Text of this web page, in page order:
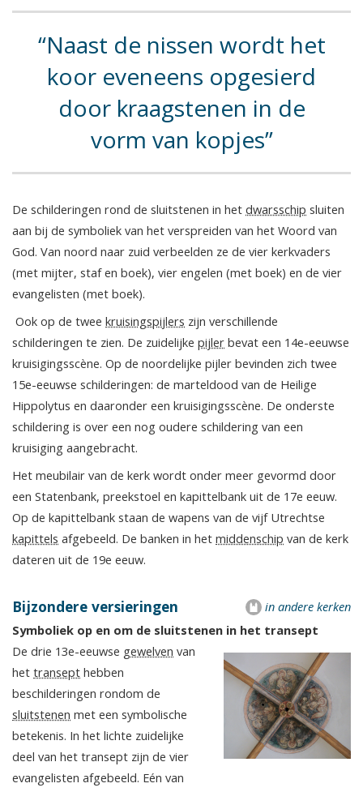
Naast de nissen wordt het
koor eveneens opgesierd
door kraagstenen in de
vorm van kopjes
De schilderingen rond de sluitstenen in het dwarsschip sluiten
aan bij de symboliek van het verspreiden van het Woord van
God. Van noord naar zuid verbeelden ze de vier kerkvaders
(met mijter, staf en boek), vier engelen (met boek) en de vier
evangelisten (met boek).
Ook op de twee kruisingspijlers zijn verschillende
schilderingen te zien. De zuidelijke pijler bevat een 14e-eeuwse
kruisigingsscène. Op de noordelijke pijler bevinden zich twee
15e-eeuwse schilderingen: de marteldood van de Heilige
Hippolytus en daaronder een kruisigingsscène. De onderste
schildering is over een nog oudere schildering van een
kruisiging aangebracht.
Het meubilair van de kerk wordt onder meer gevormd door
een Statenbank, preekstoel en kapittelbank uit de 17e eeuw.
Op de kapittelbank staan de wapens van de vijf Utrechtse
kapittels afgebeeld. De banken in het middenschip van de kerk
dateren uit de 19e eeuw.
in andere kerken
Bijzondere versieringen
Symboliek op en om de sluitstenen in het transept
De drie 13e-eeuwse gewelven van
het transept hebben
beschilderingen rondom de
sluitstenen met een symbolische
betekenis. In het lichte zuidelijke
deel van het transept zijn de vier
evangelisten afgebeeld. Eén van